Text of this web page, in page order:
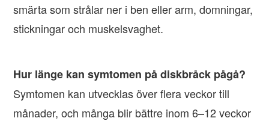
smärta som strålar ner i ben eller arm, domningar,
stickningar och muskelsvaghet.
Hur länge kan symtomen på diskbråck pågå?
Symtomen kan utvecklas över flera veckor till
månader, och många blir bättre inom 6–12 veckor